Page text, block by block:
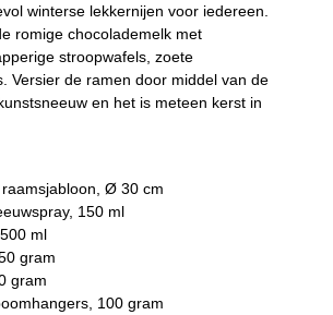
winterse lekkernijen voor iedereen.
romige chocolademelk met
stroopwafels, zoete
Versier de ramen door middel van de
en het is meteen kerst in
raamsjabloon, Ø 30 cm
150 ml
ml
gram
gram
100 gram